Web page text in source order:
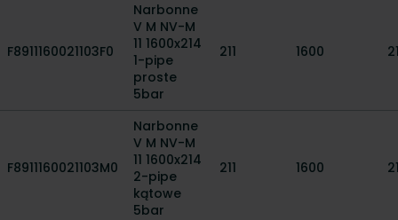
F8911160021103F0
Narbonne
V M NV-M
11 1600x214
1-pipe
proste
5bar
211 1600
F8911160021103M0
Narbonne
V M NV-M
11 1600x214
2-pipe
kątowe
5bar
211 1600